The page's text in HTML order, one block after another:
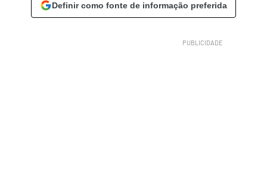
Definir como fonte de informação preferida